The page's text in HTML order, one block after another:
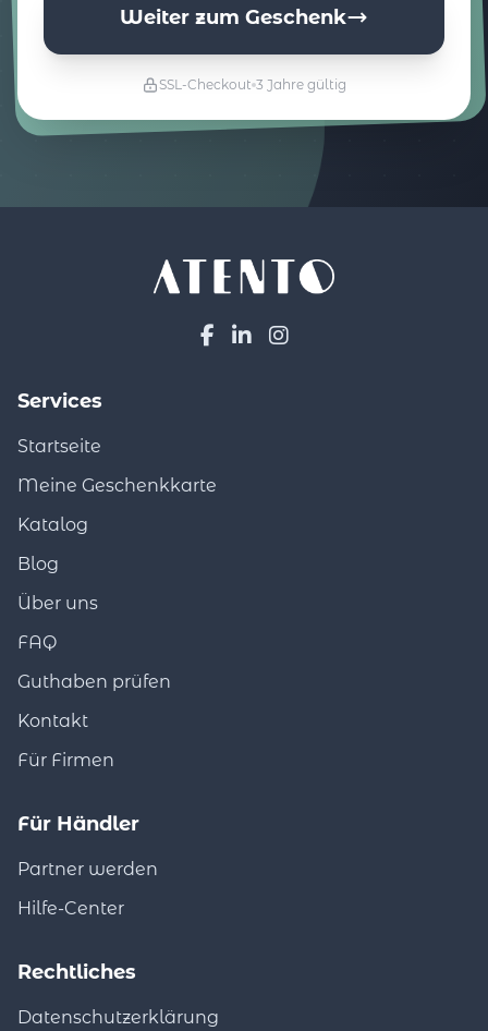
Weiter zum Geschenk
SSL-Checkout 3 Jahre gültig
Services
Startseite
Meine Geschenkkarte
Katalog
Blog
Über uns
FAQ
Guthaben prüfen
Kontakt
Für Firmen
Für Händler
Partner werden
Hilfe-Center
Rechtliches
Datenschutzerklärung